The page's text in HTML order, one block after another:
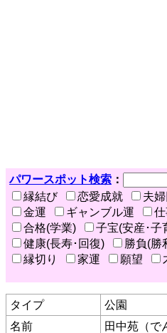
パワースポット検索 ：
縁結び
恋愛成就 夫
金運
ギャンブル運
合格(学業)
子宝(安産･子
健康(長寿･回復)
勝負(勝
縁切り
家運 願望
タイプ
公園
名前
田中苑（で